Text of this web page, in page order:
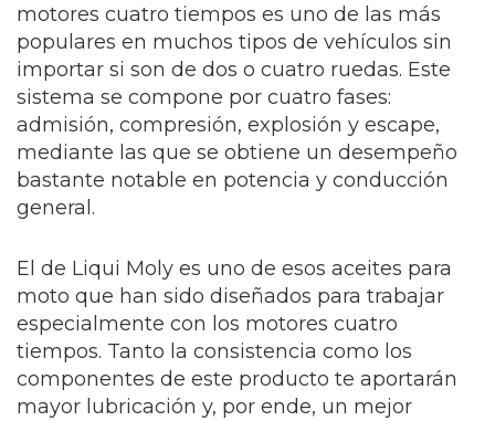
motores cuatro tiempos es uno de las más
populares en muchos tipos de vehículos sin
importar si son de dos o cuatro ruedas. Este
sistema se compone por cuatro fases:
admisión, compresión, explosión y escape,
mediante las que se obtiene un desempeño
bastante notable en potencia y conducción
general.
El de Liqui Moly es uno de esos aceites para
moto que han sido diseñados para trabajar
especialmente con los motores cuatro
tiempos. Tanto la consistencia como los
componentes de este producto te aportarán
mayor lubricación y, por ende, un mejor